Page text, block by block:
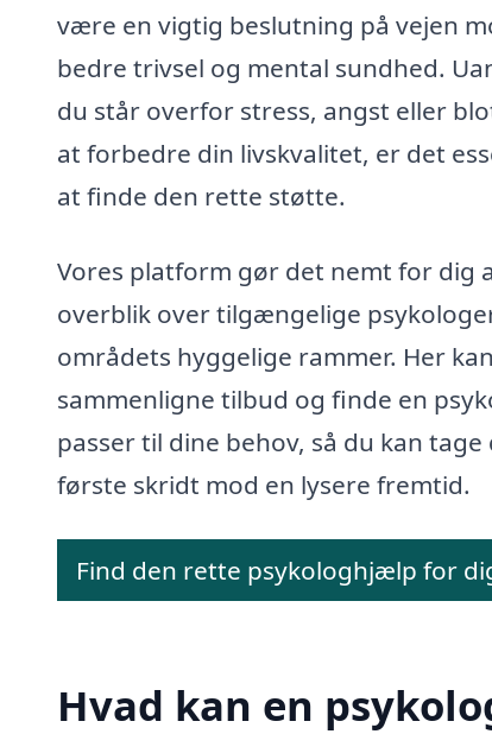
være en vigtig beslutning på vejen
bedre trivsel og mental sundhed.
du står overfor stress, angst eller
at forbedre din livskvalitet, er det
at finde den rette støtte.
Vores platform gør det nemt for dig
overblik over tilgængelige
områdets hyggelige rammer. Her
sammenligne tilbud og finde en
passer til dine behov, så du kan tage
første skridt mod en lysere fremtid.
Find den rette psykologhjælp for
Hvad kan en